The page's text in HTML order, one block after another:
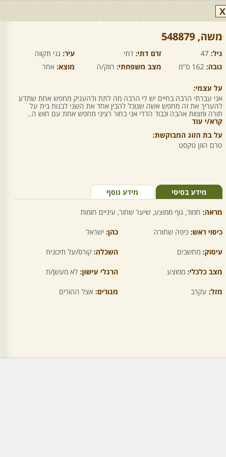
X
משה,‏ 548879
גיל: 47 זרם דתי: דתי עיר: גני תקווה
גובה: 162 ס"מ מצב משפחתי: רווק/ה מוצא: אחר
על עצמי:
אני עברתי הרבה בחיים יש לי הרבה מה לתת ולהעניק מחפש אחת שתדע
להעריך את זה מחפש אשה שנוכל להבין אחד את השני לבנות בית על
תורה ומצוות אהבה וכבוד הדדי אני בחור רציני מחפש אחת עם חוש ה..
קרא/י עוד
על בת הזוג המבוקשת:
טרם הוזן טקסט
מידע בסיסי מידע נוסף
מראה: חמוד, גוף ממוצע, שיער שחור, עיניים חומות
כיסוי ראש: כיפה שחורה כהן: ישראל
עיסוק: מחשבים השכלה: קורס/על תיכונית
מצב כלכלי: ממוצע הרגלי עישון: לא מעשן/ת
מזל: עקרב מגורים: אצל ההורים